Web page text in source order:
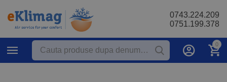
0743.224.209
0751.199.378
0